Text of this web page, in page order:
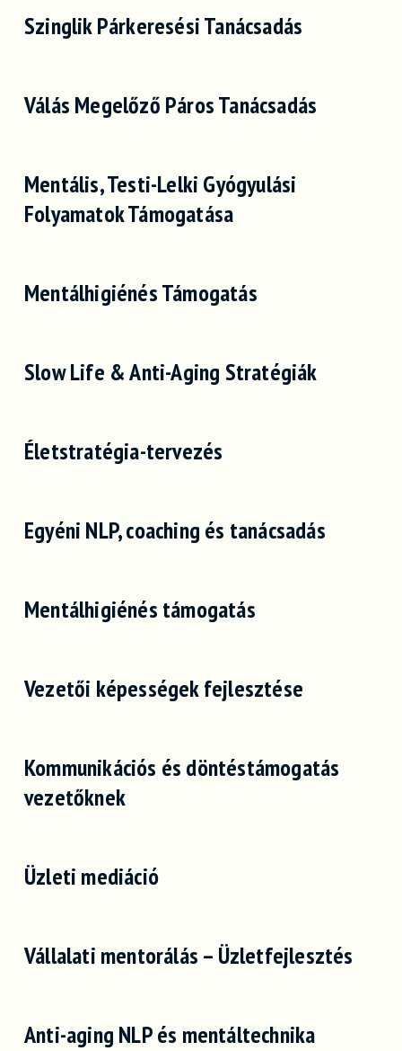
Szinglik Párkeresési Tanácsadás
Válás Megelőző Páros Tanácsadás
Mentális, Testi-Lelki Gyógyulási
Folyamatok Támogatása
Mentálhigiénés Támogatás
Slow Life & Anti-Aging Stratégiák
Életstratégia-tervezés
Egyéni NLP, coaching és tanácsadás
Mentálhigiénés támogatás
Vezetői képességek fejlesztése
Kommunikációs és döntéstámogatás
vezetőknek
Üzleti mediáció
Vállalati mentorálás – Üzletfejlesztés
Anti-aging NLP és mentáltechnika